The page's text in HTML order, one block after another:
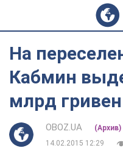
На
Кабмин
млрд гривен
OBOZ.UA
14.02.2015 12:29